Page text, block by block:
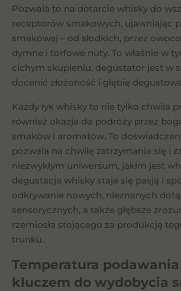
Pozwala to na dotarcie whisky do
receptorów smakowych, ujawniając
smakowej – od słodkich, przez
dymne i torfowe nuty. To właśnie w
cichym skupieniu, degustator jest w
docenić złożoność i głębię
Każdy łyk whisky to nie tylko chwila
również okazja do podróży przez
smaków i aromatów. To
pozwala na chwilę zatrzymania się i
niezwykłym uniwersum, jakim jest
degustacja whisky staje się pasją i
odkrywanie nowych, nieznanych
sensorycznych, a także głębsze
rzemiosła stojącego za produkcją
trunku.
Temperatura
kluczem do wydobycia